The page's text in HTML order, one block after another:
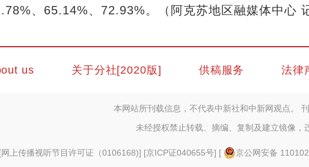
、65.14%、72.93%。（阿克苏地区融媒体中心
us 关于分社[2020版] 供稿服务 法律
本网站所刊载信息，不代表中新社和中新网观点。
未经授权禁止转载、摘编、复制及建立镜像，
[网上传播视听节目许可证（0106168)] [京ICP证040655号] [ 京公网安备